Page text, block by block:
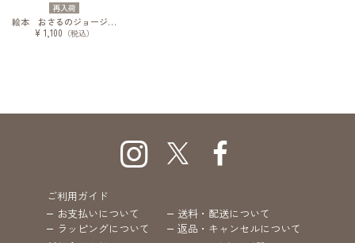
再入荷
絵本 おさるのジョージ すいぞくかんへいく
¥ 1,100 （税込）
ご利用ガイド
お支払いについて
送料・配送について
ラッピングについて
返品・キャンセルについて